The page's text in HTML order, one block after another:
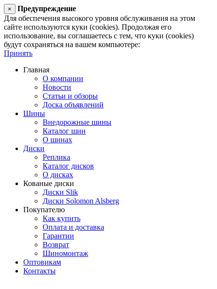
×
Предупреждение
Для обеспечения высокого уровня обслуживания на этом
сайте используются куки (cookies). Продолжая его
использование, вы соглашаетесь с тем, что куки (cookies)
будут сохраняться на вашем компьютере:
Принять
Главная
О компании
Новости
Статьи и обзоры
Доска объявлений
Шины
Внедорожные шины
Каталог шин
О шинах
Диски
Реплика
Каталог дисков
О дисках
Кованые диски
Диски Slik
Диски Solomon Alsberg
Покупателю
Как купить
Оплата и доставка
Гарантии
Возврат
Шиномонтаж
Оптовикам
Контакты